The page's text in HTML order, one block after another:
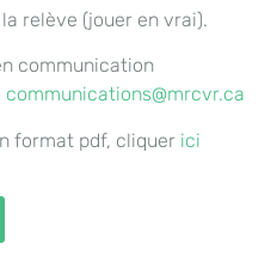
relève (jouer en vrai).
communication
communications@mrcvr.ca
format pdf, cliquer ici